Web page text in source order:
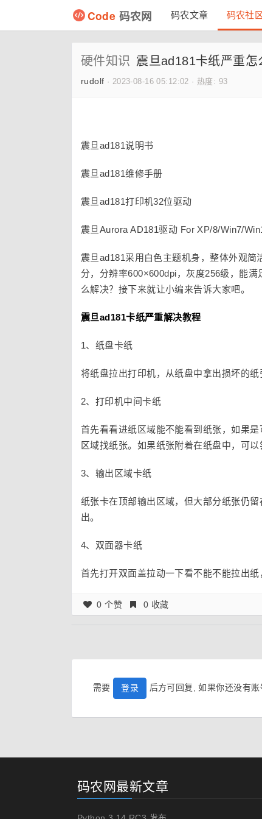
Code 码农网 码农文章 码农社
硬件知识 震旦ad181卡纸严重怎
rudolf · 2023-08-16 05:12:02 · 热度: 93
震旦ad181说明书
震旦ad181维修手册
震旦ad181打印机32位驱动
震旦Aurora AD181驱动 For XP/8/Win7/
震旦ad181采用白色主题机身，整体外观
分，分辨率600×600dpi，灰度256级，能
么解决？接下来就让小编来告诉大家吧。
震旦ad181卡纸严重解决教程
1、纸盘卡纸
将纸盘拉出打印机，从纸盘中拿出损坏的
2、打印机中间卡纸
首先看看进纸区域能不能看到纸张，如果
区域找纸张。如果纸张附着在纸盘中，可
3、输出区域卡纸
纸张卡在顶部输出区域，但大部分纸张仍
出。
4、双面器卡纸
首先打开双面盖拉动一下看不能不能拉出
0 个赞 0 收藏
需要 登录 后方可回复, 如果你还没有
码农网最新文章